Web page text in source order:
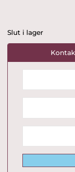
Slut i lager